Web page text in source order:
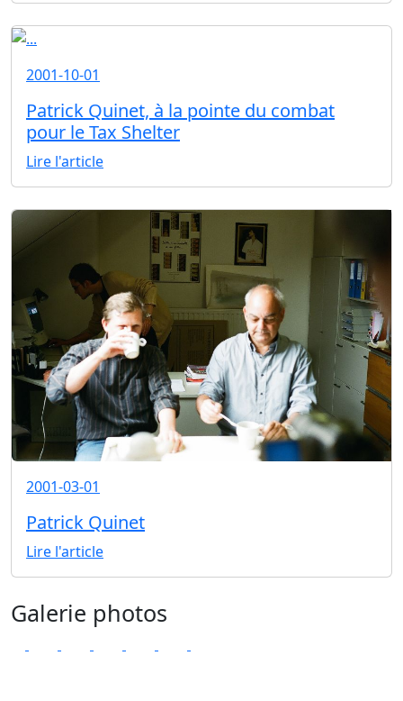
2001-10-01
Patrick Quinet, à la pointe du combat
pour le Tax Shelter
Lire l'article
2001-03-01
Patrick Quinet
Lire l'article
Galerie photos